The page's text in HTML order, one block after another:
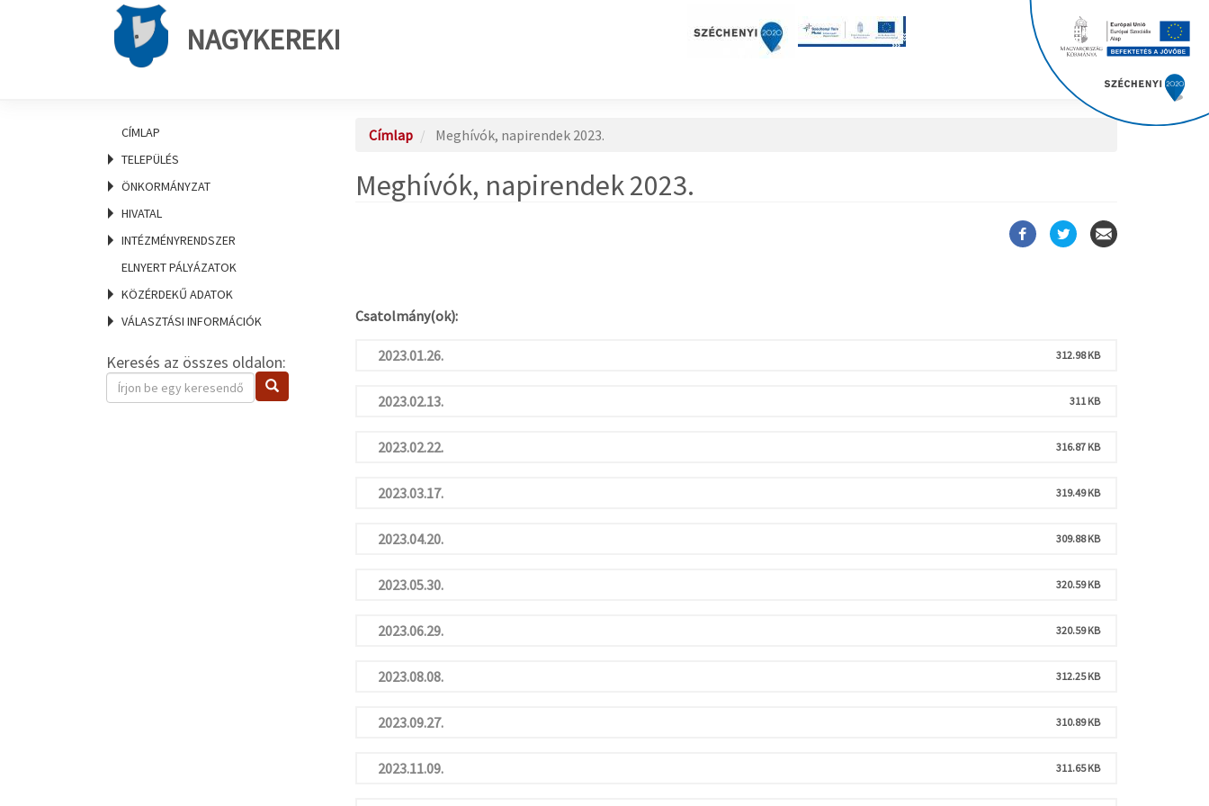
NAGYKEREKI
CÍMLAP
TELEPÜLÉS
ÖNKORMÁNYZAT
HIVATAL
INTÉZMÉNYRENDSZER
ELNYERT PÁLYÁZATOK
KÖZÉRDEKŰ ADATOK
VÁLASZTÁSI INFORMÁCIÓK
Keresés az összes oldalon:
Keresendő
kifejezés
Keresés
Címlap Meghívók, napirendek 2023.
Meghívók, napirendek 2023.
Csatolmány(ok):
2023.01.26. 312.98 KB
2023.02.13. 311 KB
2023.02.22. 316.87 KB
2023.03.17. 319.49 KB
2023.04.20. 309.88 KB
2023.05.30. 320.59 KB
2023.06.29. 320.59 KB
2023.08.08. 312.25 KB
2023.09.27. 310.89 KB
2023.11.09. 311.65 KB